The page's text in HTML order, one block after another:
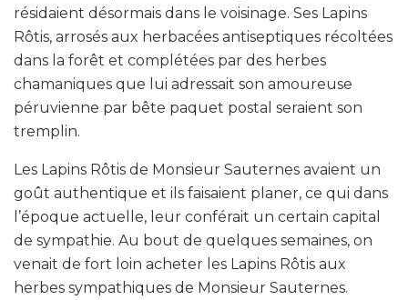
résidaient désormais dans le voisinage. Ses Lapins
Rôtis, arrosés aux herbacées antiseptiques récoltées
dans la forêt et complétées par des herbes
chamaniques que lui adressait son amoureuse
péruvienne par bête paquet postal seraient son
tremplin.
Les Lapins Rôtis de Monsieur Sauternes avaient un
goût authentique et ils faisaient planer, ce qui dans
l’époque actuelle, leur conférait un certain capital
de sympathie. Au bout de quelques semaines, on
venait de fort loin acheter les Lapins Rôtis aux
herbes sympathiques de Monsieur Sauternes.